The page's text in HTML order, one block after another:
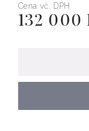
Cena vč. DPH
Běžná
132 000